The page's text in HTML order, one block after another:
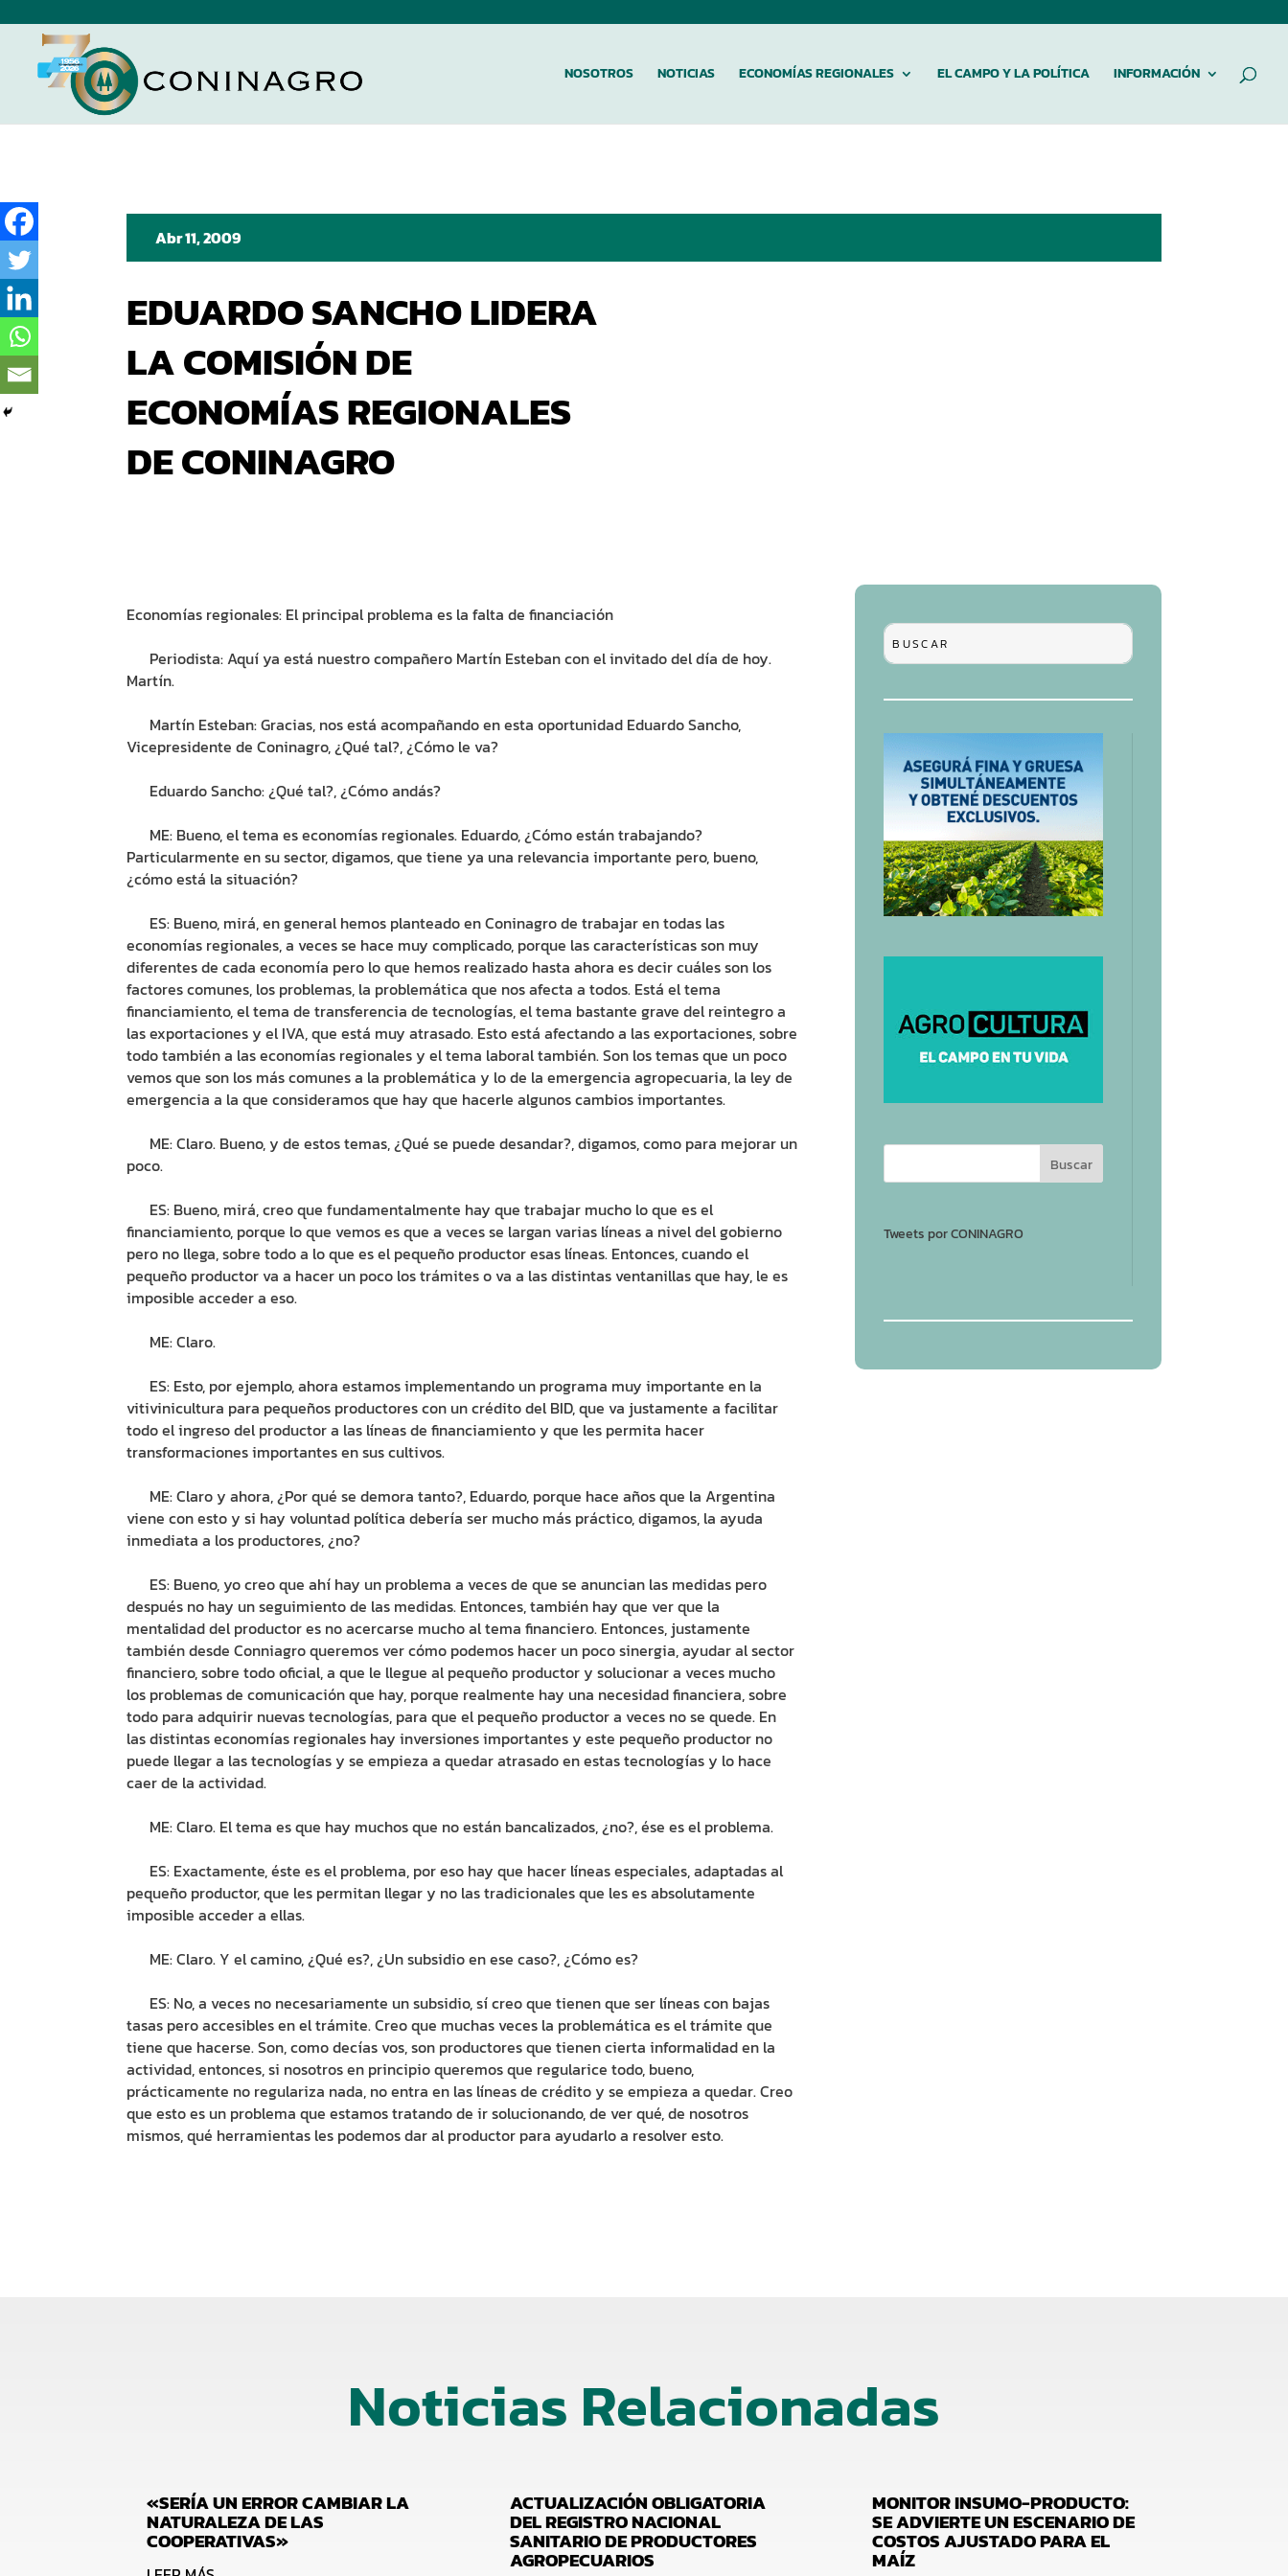
NOSOTROS NOTICIAS ECONOMÍAS REGIONALES EL CAMPO Y LA POLÍTICA INFORMACIÓN
Abr 11, 2009
EDUARDO SANCHO LIDERA
LA COMISIÓN DE
ECONOMÍAS REGIONALES
DE CONINAGRO
Economías regionales: El principal problema es la falta de financiación
Periodista: Aquí ya está nuestro compañero Martín Esteban con el invitado del día de hoy.
Martín.
Martín Esteban: Gracias, nos está acompañando en esta oportunidad Eduardo Sancho,
Vicepresidente de Coninagro, ¿Qué tal?, ¿Cómo le va?
Eduardo Sancho: ¿Qué tal?, ¿Cómo andás?
ME: Bueno, el tema es economías regionales. Eduardo, ¿Cómo están trabajando?
Particularmente en su sector, digamos, que tiene ya una relevancia importante pero, bueno,
¿cómo está la situación?
ES: Bueno, mirá, en general hemos planteado en Coninagro de trabajar en todas las
economías regionales, a veces se hace muy complicado, porque las características son muy
diferentes de cada economía pero lo que hemos realizado hasta ahora es decir cuáles son los
factores comunes, los problemas, la problemática que nos afecta a todos. Está el tema
financiamiento, el tema de transferencia de tecnologías, el tema bastante grave del reintegro a
las exportaciones y el IVA, que está muy atrasado. Esto está afectando a las exportaciones, sobre
todo también a las economías regionales y el tema laboral también. Son los temas que un poco
vemos que son los más comunes a la problemática y lo de la emergencia agropecuaria, la ley de
emergencia a la que consideramos que hay que hacerle algunos cambios importantes.
ME: Claro. Bueno, y de estos temas, ¿Qué se puede desandar?, digamos, como para mejorar un
poco.
ES: Bueno, mirá, creo que fundamentalmente hay que trabajar mucho lo que es el
financiamiento, porque lo que vemos es que a veces se largan varias líneas a nivel del gobierno
pero no llega, sobre todo a lo que es el pequeño productor esas líneas. Entonces, cuando el
pequeño productor va a hacer un poco los trámites o va a las distintas ventanillas que hay, le es
imposible acceder a eso.
ME: Claro.
ES: Esto, por ejemplo, ahora estamos implementando un programa muy importante en la
vitivinicultura para pequeños productores con un crédito del BID, que va justamente a facilitar
todo el ingreso del productor a las líneas de financiamiento y que les permita hacer
transformaciones importantes en sus cultivos.
ME: Claro y ahora, ¿Por qué se demora tanto?, Eduardo, porque hace años que la Argentina
viene con esto y si hay voluntad política debería ser mucho más práctico, digamos, la ayuda
inmediata a los productores, ¿no?
ES: Bueno, yo creo que ahí hay un problema a veces de que se anuncian las medidas pero
después no hay un seguimiento de las medidas. Entonces, también hay que ver que la
mentalidad del productor es no acercarse mucho al tema financiero. Entonces, justamente
también desde Conniagro queremos ver cómo podemos hacer un poco sinergia, ayudar al sector
financiero, sobre todo oficial, a que le llegue al pequeño productor y solucionar a veces mucho
los problemas de comunicación que hay, porque realmente hay una necesidad financiera, sobre
todo para adquirir nuevas tecnologías, para que el pequeño productor a veces no se quede. En
las distintas economías regionales hay inversiones importantes y este pequeño productor no
puede llegar a las tecnologías y se empieza a quedar atrasado en estas tecnologías y lo hace
caer de la actividad.
ME: Claro. El tema es que hay muchos que no están bancalizados, ¿no?, ése es el problema.
ES: Exactamente, éste es el problema, por eso hay que hacer líneas especiales, adaptadas al
pequeño productor, que les permitan llegar y no las tradicionales que les es absolutamente
imposible acceder a ellas.
ME: Claro. Y el camino, ¿Qué es?, ¿Un subsidio en ese caso?, ¿Cómo es?
ES: No, a veces no necesariamente un subsidio, sí creo que tienen que ser líneas con bajas
tasas pero accesibles en el trámite. Creo que muchas veces la problemática es el trámite que
tiene que hacerse. Son, como decías vos, son productores que tienen cierta informalidad en la
actividad, entonces, si nosotros en principio queremos que regularice todo, bueno,
prácticamente no regulariza nada, no entra en las líneas de crédito y se empieza a quedar. Creo
que esto es un problema que estamos tratando de ir solucionando, de ver qué, de nosotros
mismos, qué herramientas les podemos dar al productor para ayudarlo a resolver esto.
Tweets por CONINAGRO
Noticias Relacionadas
«SERÍA UN ERROR CAMBIAR LA
NATURALEZA DE LAS
COOPERATIVAS»
ACTUALIZACIÓN OBLIGATORIA
DEL REGISTRO NACIONAL
SANITARIO DE PRODUCTORES
AGROPECUARIOS
MONITOR INSUMO-PRODUCTO:
SE ADVIERTE UN ESCENARIO DE
COSTOS AJUSTADO PARA EL
MAÍZ